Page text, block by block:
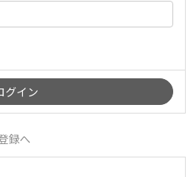
録へ